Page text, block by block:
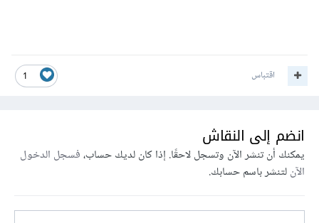
1 اقتباس
انضم إلى النقاش
يمكنك أن تنشر الآن وتسجل لاحقًا. إذا كان لديك حساب،فسجل الدخول
الآنلتنشر باسم حسابك.